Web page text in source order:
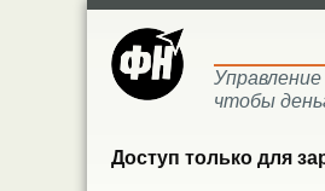
чтобы
Доступ только для